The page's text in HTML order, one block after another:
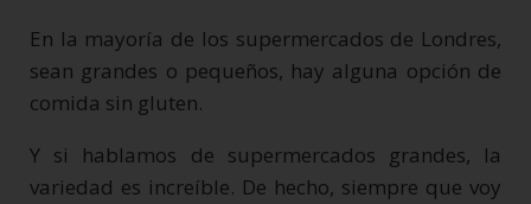
En la mayoría de los supermercados de Londres,
sean grandes o pequeños, hay alguna opción de
comida sin gluten.
Y si hablamos de supermercados grandes, la
variedad es increíble. De hecho, siempre que voy